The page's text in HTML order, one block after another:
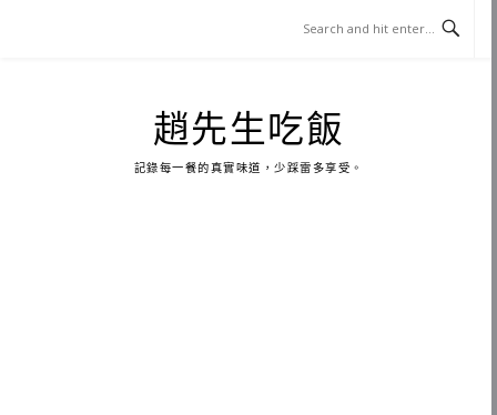
趙先生吃飯
記錄每一餐的真實味道，少踩雷多享受。